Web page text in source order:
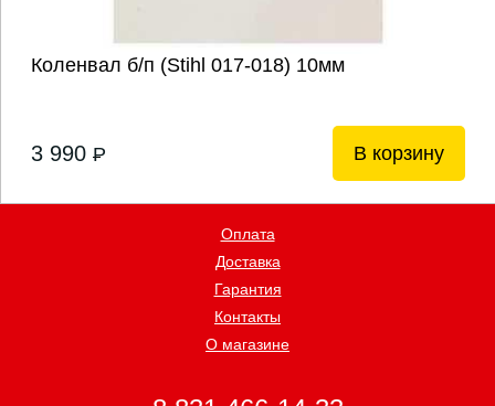
Коленвал б/п (Stihl 017-018) 10мм
3 990 P В корзину
Оплата
Доставка
Гарантия
Контакты
О магазине